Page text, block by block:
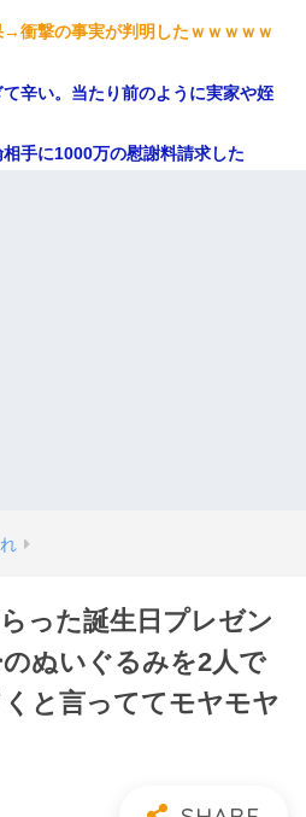
衝撃の事実が判明したｗｗｗｗｗ
辛い。当たり前のように実家や姪
手に1000万の慰謝料請求した
った誕生日プレゼン
ぬいぐるみを2人で
と言っててモヤモヤ